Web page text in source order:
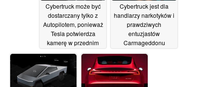
Cybertruck może być
dostarczany tylko z
Autopilotem, ponieważ
Tesla potwierdza
kamerę w przednim
parkowania i jazdy w
terenie
06/12/2023
Cybertruck jest dla
handlarzy narkotyków i
prawdziwych
entuzjastów
Carmageddonu
06/12/2023